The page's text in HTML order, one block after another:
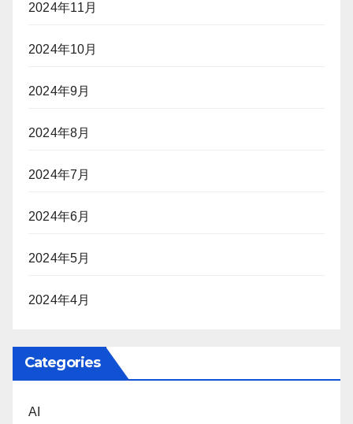
2024年11月
2024年10月
2024年9月
2024年8月
2024年7月
2024年6月
2024年5月
2024年4月
Categories
AI